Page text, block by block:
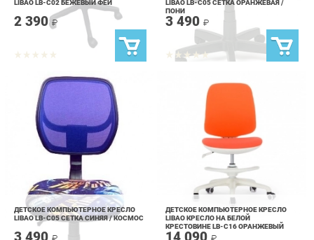
ДЕТСКОЕ КОМПЬЮТЕРНОЕ КРЕСЛО
LIBAO LB-C05 СЕТКА СИНЯЯ / КОСМОС
ДЕТСКОЕ КОМПЬЮТЕРНОЕ КРЕСЛО
LIBAO КРЕСЛО НА БЕЛОЙ
КРЕСТОВИНЕ LB-C16 ОРАНЖЕВЫЙ
₽